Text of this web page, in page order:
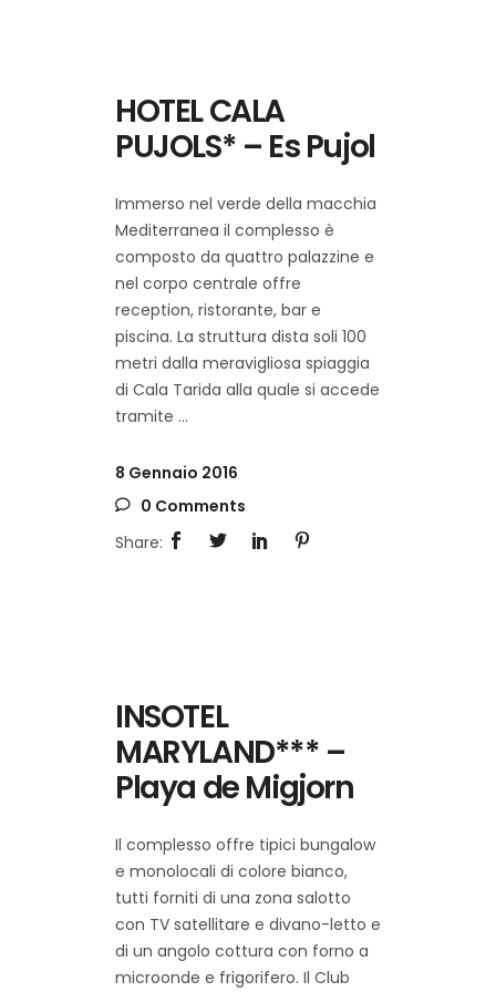
HOTEL CALA
PUJOLS* – Es Pujol
Immerso nel verde della macchia
Mediterranea il complesso è
composto da quattro palazzine e
nel corpo centrale offre
reception, ristorante, bar e
piscina. La struttura dista soli 100
metri dalla meravigliosa spiaggia
di Cala Tarida alla quale si accede
tramite
8 Gennaio 2016
0 Comments
INSOTEL
MARYLAND*** –
Playa de Migjorn
Il complesso offre tipici bungalow
e monolocali di colore bianco,
tutti forniti di una zona salotto
con TV satellitare e divano-letto e
di un angolo cottura con forno a
microonde e frigorifero. Il Club